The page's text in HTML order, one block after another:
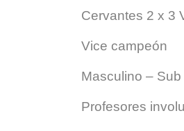
Cervantes 2 x 3
Vice campeón
Masculino – Sub
Profesores